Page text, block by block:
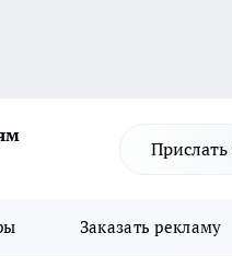
Прислать
Заказать рекламу